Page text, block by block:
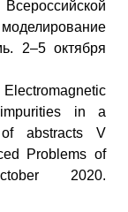
2–5 октября
in a
abstracts V
Problems of
2020.